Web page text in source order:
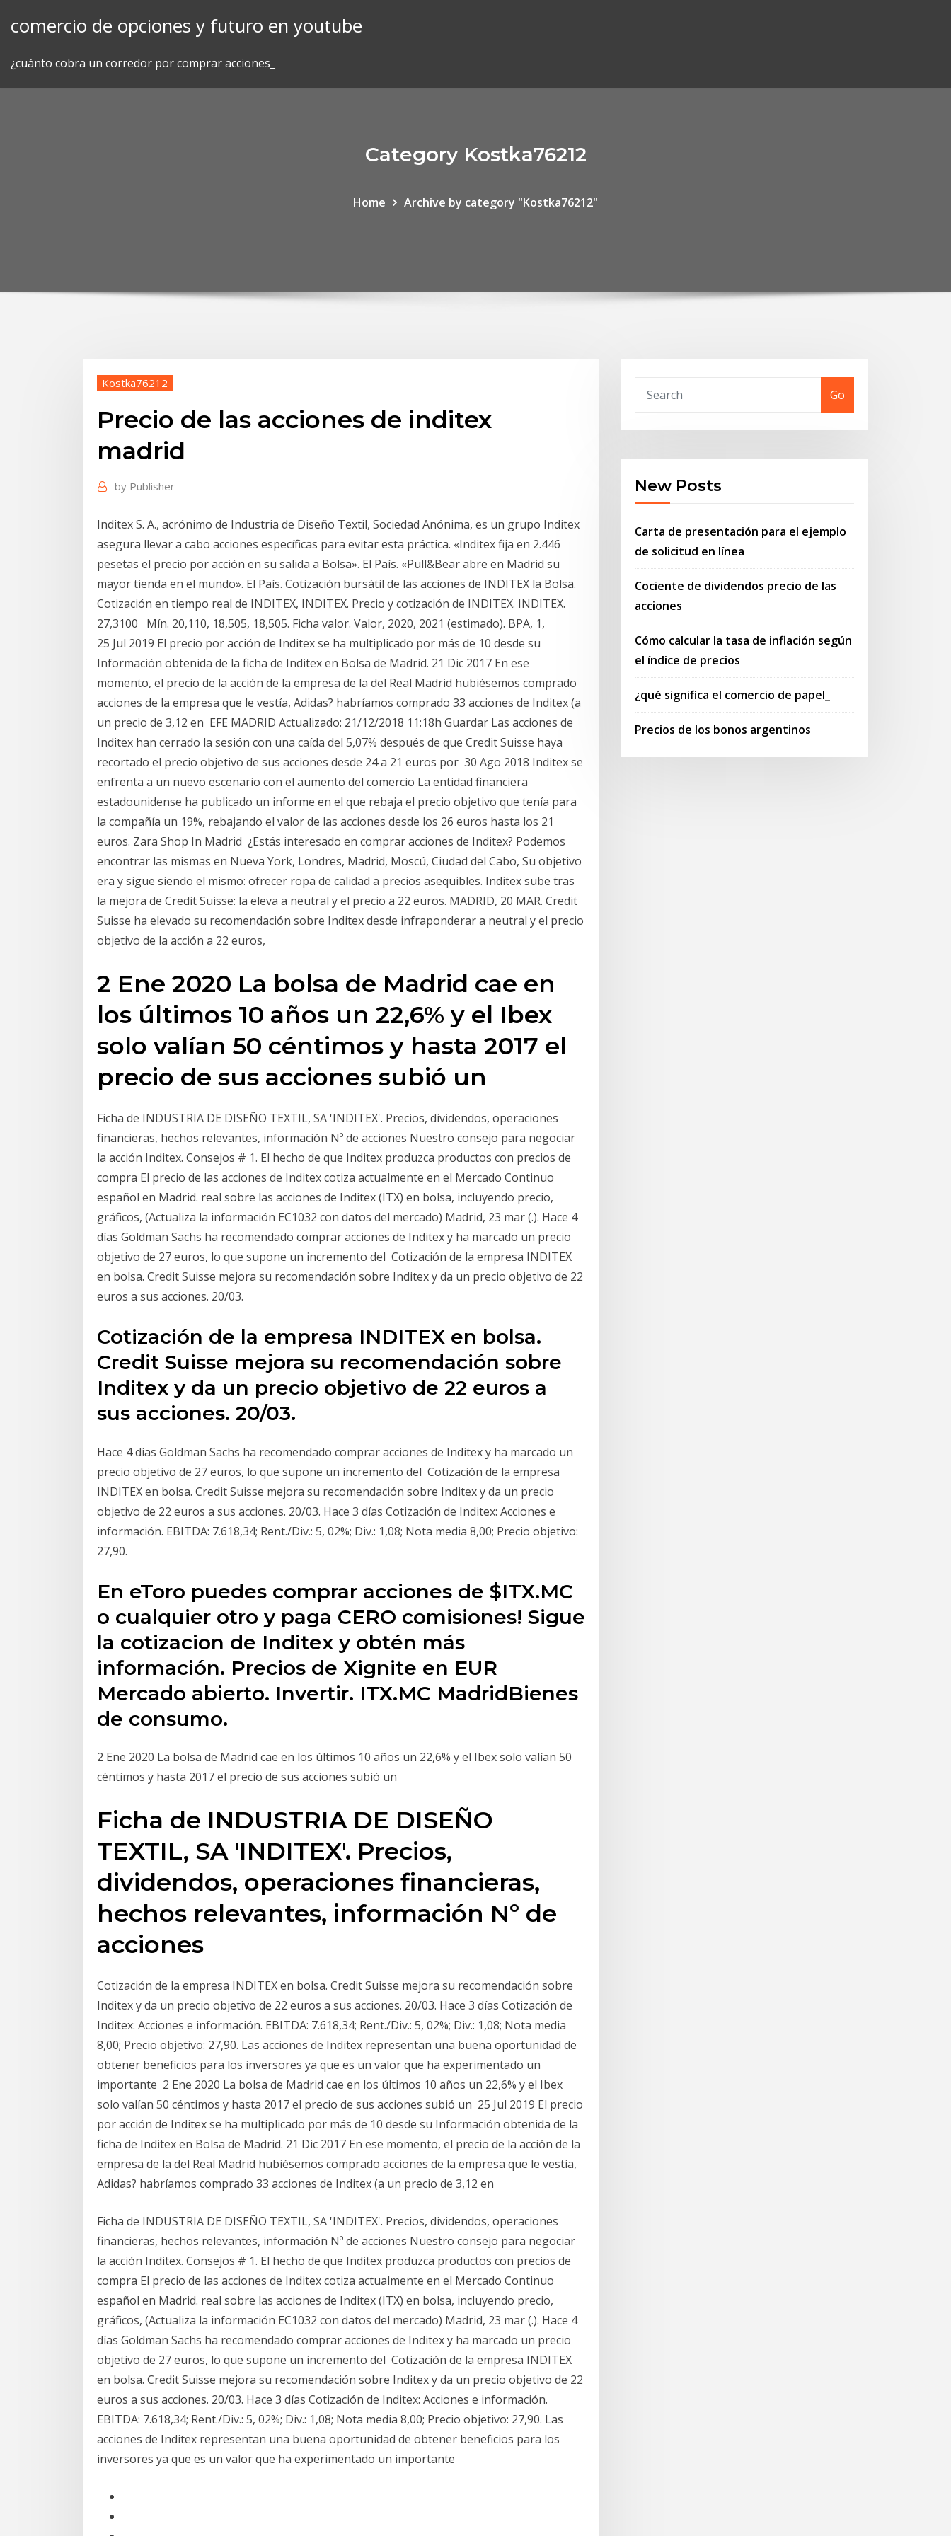
comercio de opciones y futuro en youtube
¿cuánto cobra un corredor por comprar acciones_
Category Kostka76212
Home Archive by category "Kostka76212"
Kostka76212
Precio de las acciones de inditex
madrid
by Publisher
Inditex S. A., acrónimo de Industria de Diseño Textil, Sociedad Anónima, es un grupo Inditex
asegura llevar a cabo acciones específicas para evitar esta práctica.​ «Inditex fija en 2.446
pesetas el precio por acción en su salida a Bolsa». El País. «Pull&Bear abre en Madrid su
mayor tienda en el mundo». El País. Cotización bursátil de las acciones de INDITEX la Bolsa.
Cotización en tiempo real de INDITEX, INDITEX. Precio y cotización de INDITEX. INDITEX.
27,3100 Mín. 20,110, 18,505, 18,505. Ficha valor. Valor, 2020, 2021 (estimado). BPA, 1,
25 Jul 2019 El precio por acción de Inditex se ha multiplicado por más de 10 desde su
Información obtenida de la ficha de Inditex en Bolsa de Madrid. 21 Dic 2017 En ese
momento, el precio de la acción de la empresa de la del Real Madrid hubiésemos comprado
acciones de la empresa que le vestía, Adidas? habríamos comprado 33 acciones de Inditex (a
un precio de 3,12 en EFE MADRID Actualizado: 21/12/2018 11:18h Guardar Las acciones de
Inditex han cerrado la sesión con una caída del 5,07% después de que Credit Suisse haya
recortado el precio objetivo de sus acciones desde 24 a 21 euros por 30 Ago 2018 Inditex se
enfrenta a un nuevo escenario con el aumento del comercio La entidad financiera
estadounidense ha publicado un informe en el que rebaja el precio objetivo que tenía para
la compañía un 19%, rebajando el valor de las acciones desde los 26 euros hasta los 21
euros. Zara Shop In Madrid ¿Estás interesado en comprar acciones de Inditex? Podemos
encontrar las mismas en Nueva York, Londres, Madrid, Moscú, Ciudad del Cabo, Su objetivo
era y sigue siendo el mismo: ofrecer ropa de calidad a precios asequibles. Inditex sube tras
la mejora de Credit Suisse: la eleva a neutral y el precio a 22 euros. MADRID, 20 MAR. Credit
Suisse ha elevado su recomendación sobre Inditex desde infraponderar a neutral y el precio
objetivo de la acción a 22 euros,
2 Ene 2020 La bolsa de Madrid cae en
los últimos 10 años un 22,6% y el Ibex
solo valían 50 céntimos y hasta 2017 el
precio de sus acciones subió un
Ficha de INDUSTRIA DE DISEÑO TEXTIL, SA 'INDITEX'. Precios, dividendos, operaciones
financieras, hechos relevantes, información Nº de acciones Nuestro consejo para negociar
la acción Inditex. Consejos # 1. El hecho de que Inditex produzca productos con precios de
compra El precio de las acciones de Inditex cotiza actualmente en el Mercado Continuo
español en Madrid. real sobre las acciones de Inditex (ITX) en bolsa, incluyendo precio,
gráficos, (Actualiza la información EC1032 con datos del mercado) Madrid, 23 mar (.). Hace 4
días Goldman Sachs ha recomendado comprar acciones de Inditex y ha marcado un precio
objetivo de 27 euros, lo que supone un incremento del Cotización de la empresa INDITEX
en bolsa. Credit Suisse mejora su recomendación sobre Inditex y da un precio objetivo de 22
euros a sus acciones. 20/03.
Cotización de la empresa INDITEX en bolsa.
Credit Suisse mejora su recomendación sobre
Inditex y da un precio objetivo de 22 euros a
sus acciones. 20/03.
Hace 4 días Goldman Sachs ha recomendado comprar acciones de Inditex y ha marcado un
precio objetivo de 27 euros, lo que supone un incremento del Cotización de la empresa
INDITEX en bolsa. Credit Suisse mejora su recomendación sobre Inditex y da un precio
objetivo de 22 euros a sus acciones. 20/03. Hace 3 días Cotización de Inditex: Acciones e
información. EBITDA: 7.618,34; Rent./Div.: 5, 02%; Div.: 1,08; Nota media 8,00; Precio objetivo:
27,90.
En eToro puedes comprar acciones de $ITX.MC
o cualquier otro y paga CERO comisiones! Sigue
la cotizacion de Inditex y obtén más
información. Precios de Xignite en EUR
Mercado abierto. Invertir. ITX.MC MadridBienes
de consumo.
2 Ene 2020 La bolsa de Madrid cae en los últimos 10 años un 22,6% y el Ibex solo valían 50
céntimos y hasta 2017 el precio de sus acciones subió un
Ficha de INDUSTRIA DE DISEÑO
TEXTIL, SA 'INDITEX'. Precios,
dividendos, operaciones financieras,
hechos relevantes, información Nº de
acciones
Cotización de la empresa INDITEX en bolsa. Credit Suisse mejora su recomendación sobre
Inditex y da un precio objetivo de 22 euros a sus acciones. 20/03. Hace 3 días Cotización de
Inditex: Acciones e información. EBITDA: 7.618,34; Rent./Div.: 5, 02%; Div.: 1,08; Nota media
8,00; Precio objetivo: 27,90. Las acciones de Inditex representan una buena oportunidad de
obtener beneficios para los inversores ya que es un valor que ha experimentado un
importante 2 Ene 2020 La bolsa de Madrid cae en los últimos 10 años un 22,6% y el Ibex
solo valían 50 céntimos y hasta 2017 el precio de sus acciones subió un 25 Jul 2019 El precio
por acción de Inditex se ha multiplicado por más de 10 desde su Información obtenida de la
ficha de Inditex en Bolsa de Madrid. 21 Dic 2017 En ese momento, el precio de la acción de la
empresa de la del Real Madrid hubiésemos comprado acciones de la empresa que le vestía,
Adidas? habríamos comprado 33 acciones de Inditex (a un precio de 3,12 en
Ficha de INDUSTRIA DE DISEÑO TEXTIL, SA 'INDITEX'. Precios, dividendos, operaciones
financieras, hechos relevantes, información Nº de acciones Nuestro consejo para negociar
la acción Inditex. Consejos # 1. El hecho de que Inditex produzca productos con precios de
compra El precio de las acciones de Inditex cotiza actualmente en el Mercado Continuo
español en Madrid. real sobre las acciones de Inditex (ITX) en bolsa, incluyendo precio,
gráficos, (Actualiza la información EC1032 con datos del mercado) Madrid, 23 mar (.). Hace 4
días Goldman Sachs ha recomendado comprar acciones de Inditex y ha marcado un precio
objetivo de 27 euros, lo que supone un incremento del Cotización de la empresa INDITEX
en bolsa. Credit Suisse mejora su recomendación sobre Inditex y da un precio objetivo de 22
euros a sus acciones. 20/03. Hace 3 días Cotización de Inditex: Acciones e información.
EBITDA: 7.618,34; Rent./Div.: 5, 02%; Div.: 1,08; Nota media 8,00; Precio objetivo: 27,90. Las
acciones de Inditex representan una buena oportunidad de obtener beneficios para los
inversores ya que es un valor que ha experimentado un importante
Go
New Posts
Carta de presentación para el ejemplo
de solicitud en línea
Cociente de dividendos precio de las
acciones
Cómo calcular la tasa de inflación según
el índice de precios
¿qué significa el comercio de papel_
Precios de los bonos argentinos